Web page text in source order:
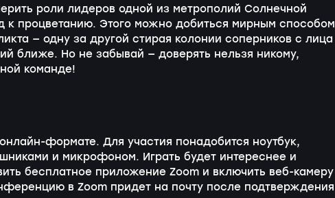
роли лидеров одной из метрополий Солнечной
к процветанию. Этого можно добиться мирным способом
— одну за другой стирая колонии соперников с лица
ближе. Но не забывай — доверять нельзя никому,
команде!
формате. Для участия понадобится ноутбук,
и микрофоном. Играть будет интереснее и
бесплатное приложение Zoom и включить веб-камеру
в Zoom придет на почту после подтверждения